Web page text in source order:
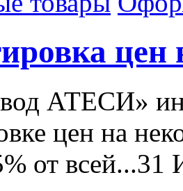
цен
АТЕСИ»
цен на
от всей...31